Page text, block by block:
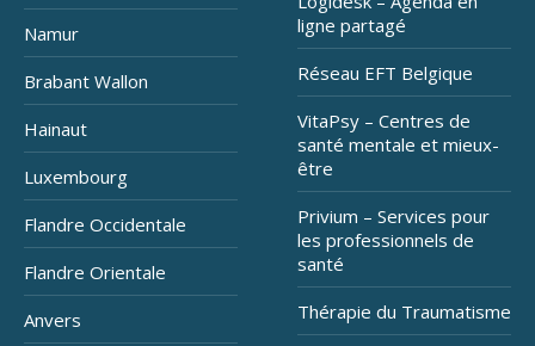
Namur
Brabant Wallon
Hainaut
Luxembourg
Flandre Occidentale
Flandre Orientale
Anvers
ligne partagé
Réseau EFT Belgique
VitaPsy – Centres de
santé mentale et mieux-
être
Privium – Services pour
les professionnels de
santé
Thérapie du Traumatisme